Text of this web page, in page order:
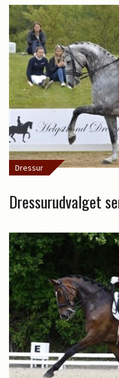
Dressur
Dressurudvalget